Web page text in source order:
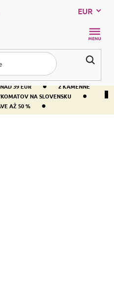
39 EUR •
2 KAMENNÉ
NA SLOVENSKU
•
AŽ 50 % •
EUR